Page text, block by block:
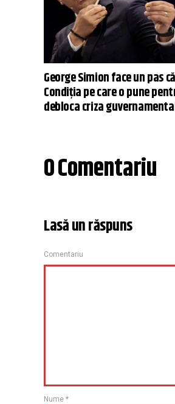
George Simion face un pas
Condiția pe care o pune
debloca criza
0 Comentariu
Lasă un răspuns
Comentariu
Nume *